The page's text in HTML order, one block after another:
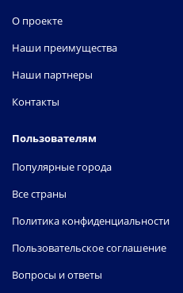
О проекте
Наши преимущества
Наши партнеры
Контакты
Пользователям
Популярные города
Все страны
Политика конфиденциальности
Пользовательское соглашение
Вопросы и ответы